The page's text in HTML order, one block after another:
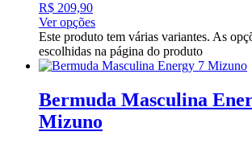
R$ 209,90
Ver opções
Este produto tem várias variantes. As
escolhidas na página do produto
Bermuda Masculina
Mizuno